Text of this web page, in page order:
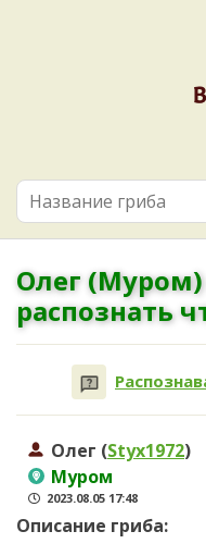
Олег (Муром)
распознать
Олег (Styx1972)
Муром
2023.08.05 17:48
Описание гриба: